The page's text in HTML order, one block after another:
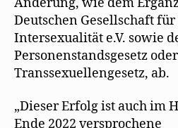
Deutschen Gesellschaft
Intersexualität e.V. sowie
Personenstandsgesetz oder
Transsexuellengesetz, ab.
„Dieser Erfolg ist auch im
Ende 2022 versprochene